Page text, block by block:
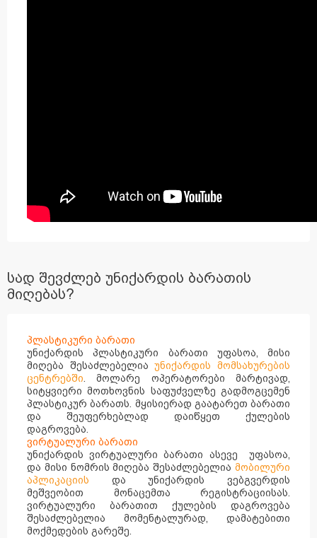
სად შევძლებ უნიქარდის ბარათის
მიღებას?
პლასტიკური ბარათი
უნიქარდის პლასტიკური ბარათი უფასოა, მისი
მიღება შესაძლებელიაუნიქარდის მომსახურების
ცენტრებში. მოლარე ოპერატორები მარტივად,
სიტყვიერი მოთხოვნის საფუძველზე გადმოგცემენ
პლასტიკურ ბარათს. მყისიერად გაატარეთ ბარათი
და შეუფერხებლად დაიწყეთ ქულების
დაგროვება.
ვირტუალური ბარათი
უნიქარდის ვირტუალური ბარათი ასევე უფასოა,
და მისი ნომრის მიღებაშესაძლებელია მობილური
აპლიკაციის და უნიქარდის ვებგვერდის
მეშვეობით მონაცემთა რეგისტრაციისას.
ვირტუალური ბარათით ქულების დაგროვება
შესაძლებელია მომენტალურად, დამატებითი
მოქმედების გარეშე.